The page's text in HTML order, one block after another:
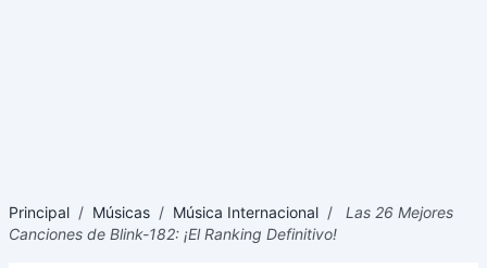
Principal / Músicas / Música Internacional /
Las 26 Mejores
Canciones de Blink-182: ¡El Ranking Definitivo!